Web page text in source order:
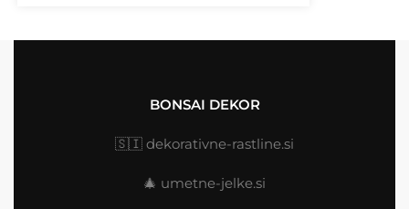
BONSAI DEKOR
🇸🇮 dekorativne-rastline.si
🎄 umetne-jelke.si